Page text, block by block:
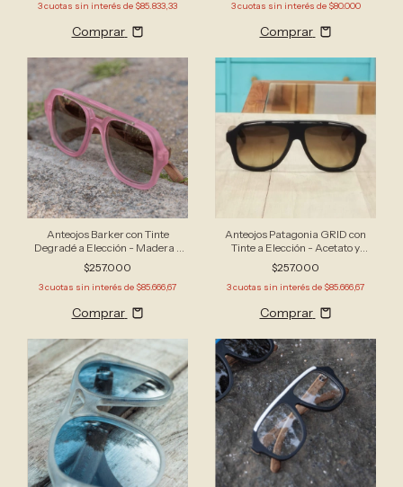
3cuotas sin interés de $85.833,33
Comprar
3cuotas sin interés de $80.000
Comprar
Anteojos Barker con Tinte
Degradé a Elección - Madera y
Acetato - Apto Receta
$257.000
3cuotas sin interés de $85.666,67
Comprar
Anteojos Patagonia GRID con
Tinte a Elección - Acetato y
madera - Apto Receta
$257.000
3cuotas sin interés de $85.666,67
Comprar